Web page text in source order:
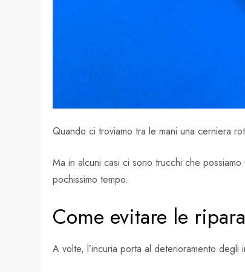
Quando ci troviamo tra le mani una cerniera
Ma in alcuni casi ci sono trucchi che
pochissimo tempo.
Come evitare le
A volte, l’incuria porta al deterioramento degli